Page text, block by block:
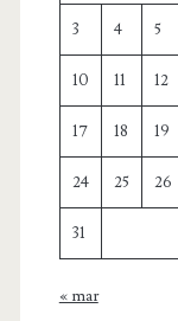
3 4 5
10 11 12
17 18 19
24 25 26
31
« mar